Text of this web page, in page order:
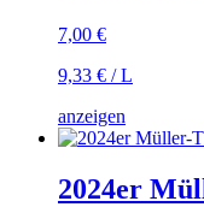
7,00 €
9,33 € /L
anzeigen
2024er